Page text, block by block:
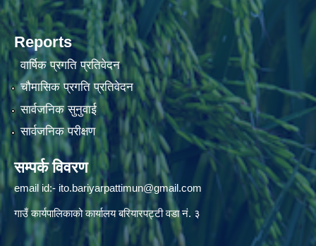
Reports
वार्षिक प्रगति प्रतिवेदन
चौमासिक प्रगति प्रतिवेदन
सार्वजनिक सुनुवाई
सार्वजनिक परीक्षण
सम्पर्क विवरण
email id:- ito.bariyarpattimun@gmail.com
गाउँ कार्यपालिकाको कार्यालय बरियारपट्टी वडा नं. ३